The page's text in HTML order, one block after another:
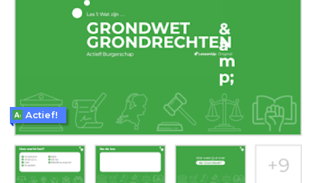
Actief!